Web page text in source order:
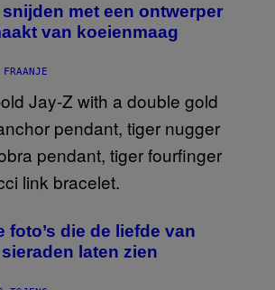
met een ontwerper
van koeienmaag
foto’s die de liefde van
laten zien